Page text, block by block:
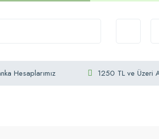
Hesaplarımız 1250 TL ve Üzeri